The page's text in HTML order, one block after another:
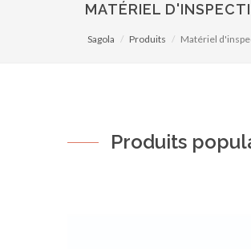
MATÉRIEL
Sagola Produits Matériel
Produits